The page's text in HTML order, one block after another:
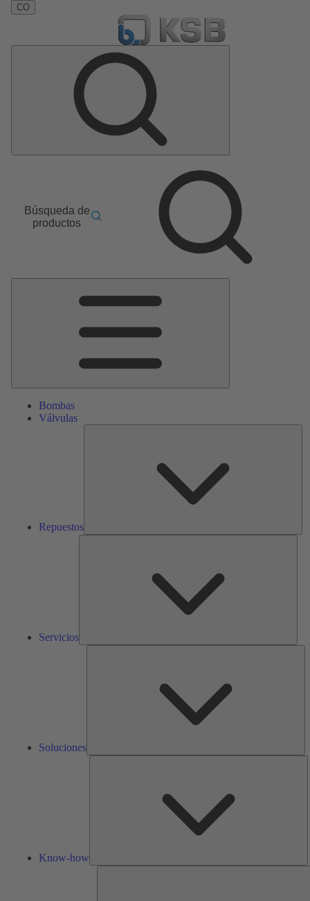
CO
Búsqueda de
productos
Bombas
Válvulas
Repuestos
Servicios
Soluciones
Know-how